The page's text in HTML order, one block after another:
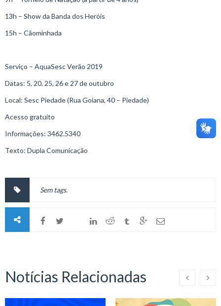
13h – Show da Banda dos Heróis
15h – Cãominhada
Serviço – AquaSesc Verão 2019
Datas: 5, 20. 25, 26 e 27 de outubro
Local: Sesc Piedade (Rua Goiana, 40 – Piedade)
Acesso gratuito
Informações: 3462.5340
Texto: Dupla Comunicação
Sem tags.
Notícias Relacionadas